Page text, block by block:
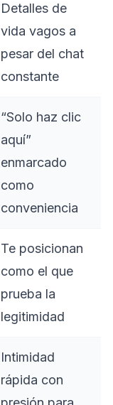
Detalles de
vida vagos a
pesar del chat
constante
“Solo haz clic
aquí”
enmarcado
como
conveniencia
Te posicionan
como el que
prueba la
legitimidad
Intimidad
rápida con